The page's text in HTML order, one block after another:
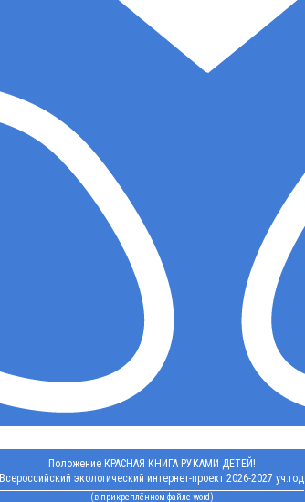
Положение КРАСНАЯ КНИГА РУКАМИ ДЕТЕЙ!
Всероссийский экологический интернет-проект 2026-2027 уч.год
(в прикреплённом файле word)